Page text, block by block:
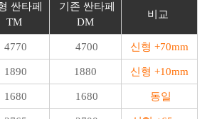
싼타페
TM
기존 싼타페
DM
비교
4770 4700 신형 +70mm
1890 1880 신형 +10mm
1680 1680 동일